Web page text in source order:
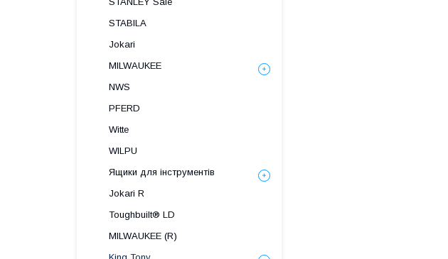
STABILA
Jokari
MILWAUKEE
NWS
PFERD
Witte
WILPU
Ящики для інструментів
Jokari R
Toughbuilt® LD
MILWAUKEE (R)